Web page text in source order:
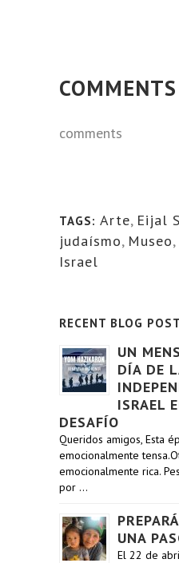
COMMENTS
comments
TAGS: Arte, Eijal
judaísmo, Museo,
Israel
RECENT BLOG
UN
DÍA DE
ISRAEL
DESAFÍO
Queridos amigos, Esta
emocionalmente
emocionalmente rica.
por …
UNA
El 22 de